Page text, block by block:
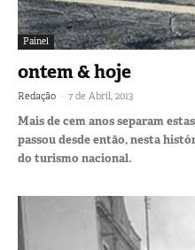
Painel
ontem & hoje
Redação - 7 de Abril, 2013
Mais de cem anos separam
passou desde então, nesta
do turismo nacional.